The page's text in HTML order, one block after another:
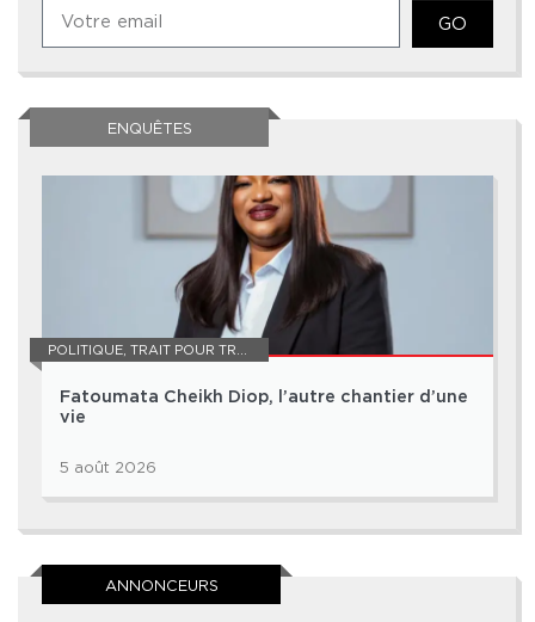
GO
ENQUÊTES
POLITIQUE, TRAIT POUR TRAIT
Fatoumata Cheikh Diop, l’autre chantier d’une
vie
5 août 2026
ANNONCEURS